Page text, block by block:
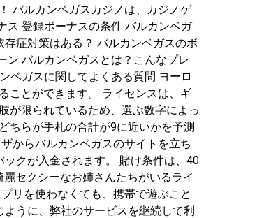
バルカンベガスカジノは、カジノゲ
ス 登録ボーナスの条件 バルカンベガ
症対策はある？ バルカンベガスのボ
ン バルカンベガスとは？こんなプレ
ベガスに関してよくある質問 ヨーロ
ことができます。 ライセンスは、ギ
が限られているため、選ぶ数字によっ
ちらが手札の合計が9に近いかを予測
からバルカンベガスのサイトを立ち
クが入金されます。 賭け条件は、40
セクシーなお姉さんたちがいるライ
リを使わなくても、携帯で遊ぶこと
うに、弊社のサービスを継続して利